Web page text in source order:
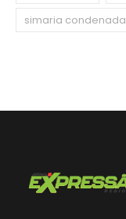
simaria condenada